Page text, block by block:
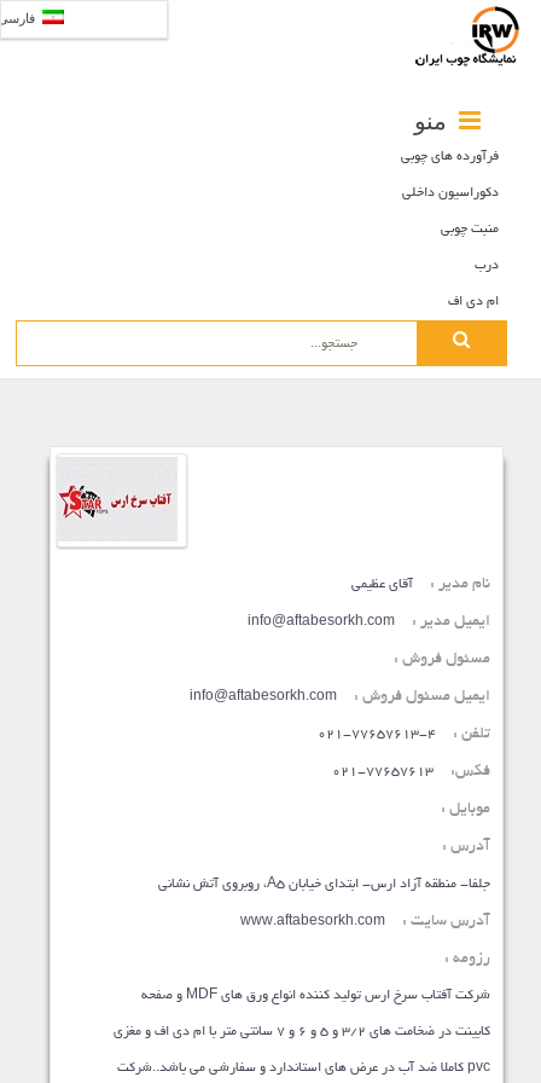
منو
فرآورده های چوبی
دکوراسیون داخلی
منبت چوبی
درب
ام دی اف
Search
نام مدیر : آقای عظیمی
ایمیل مدیر : info@aftabesorkh.com
مسئول فروش :
ایمیل مسئول فروش : info@aftabesorkh.com
تلفن : 021-77657613-4
فکس: 021-77657613
موبایل :
آدرس :
جلفا- منطقه آزاد ارس- ابتدای خیابان A5، روبروی آتش نشانی
آدرس سایت : www.aftabesorkh.com
رزومه :
شرکت آفتاب سرخ ارس تولید کننده انواع ورق های MDF و صفحه
کابینت در ضخامت های ۳/۲ و ۵ و ۶ و ۷ سانتی متر با ام دی اف و مغزی
pvc کاملا ضد آب در عرض های استاندارد و سفارشی می باشد..شرکت